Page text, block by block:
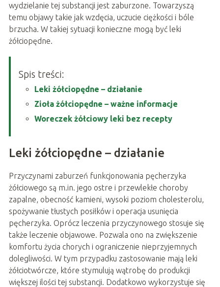
wydzielanie tej substancji jest zaburzone. Towarzyszą
temu objawy takie jak wzdęcia, uczucie ciężkości i bóle
brzucha. W takiej sytuacji konieczne mogą być leki
żółciopędne.
Spis treści:
Leki żółciopędne – działanie
Zioła żółciopędne – ważne informacje
Woreczek żółciowy leki bez recepty
Leki żółciopędne – działanie
Przyczynami zaburzeń funkcjonowania pęcherzyka
żółciowego są m.in. jego ostre i przewlekłe choroby
zapalne, obecność kamieni, wysoki poziom cholesterolu,
spożywanie tłustych posiłków i operacja usunięcia
pęcherzyka. Oprócz leczenia przyczynowego stosuje się
także leczenie objawowe. Pozwala ono na zwiększenie
komfortu życia chorych i ograniczenie nieprzyjemnych
dolegliwości. W tym przypadku zastosowanie mają leki
żółciotwórcze, które stymulują wątrobę do produkcji
większej ilości tej substancji. Dodatkowo wykorzystuje się